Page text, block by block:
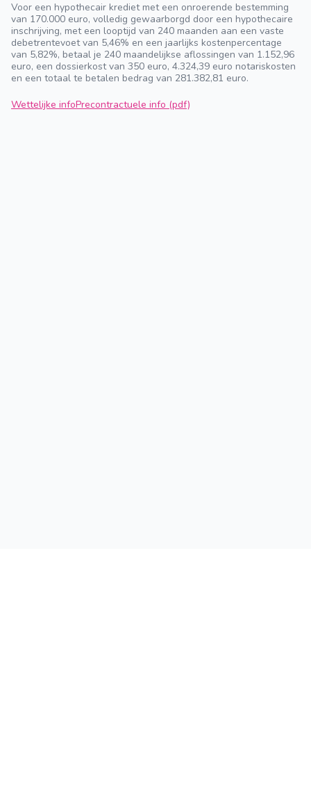
Voor een hypothecair krediet met een onroerende bestemming
van 170.000 euro, volledig gewaarborgd door een hypothecaire
inschrijving, met een looptijd van 240 maanden aan een vaste
debetrentevoet van 5,46% en een jaarlijks kostenpercentage
van 5,82%, betaal je 240 maandelijkse aflossingen van 1.152,96
euro, een dossierkost van 350 euro, 4.324,39 euro notariskosten
en een totaal te betalen bedrag van 281.382,81 euro.
Wettelijke infoPrecontractuele info (pdf)